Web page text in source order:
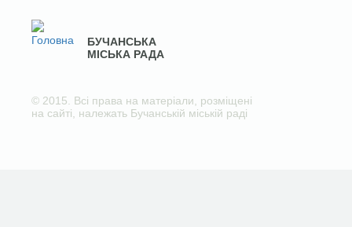
БУЧАНСЬКА
МІСЬКА РАДА
© 2015. Всі права на матеріали, розміщені
на сайті, належать Бучанській міській раді